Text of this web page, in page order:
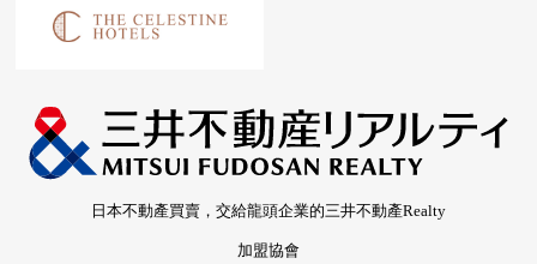
日本不動產買賣，交給龍頭企業的三井不動產Realty
加盟協會